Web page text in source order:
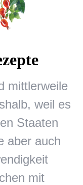
mittlerweile
weil es
Staaten
aber auch
mit